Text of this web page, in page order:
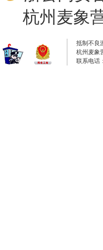
杭州麦象
抵制不良
杭州麦象
联系电话